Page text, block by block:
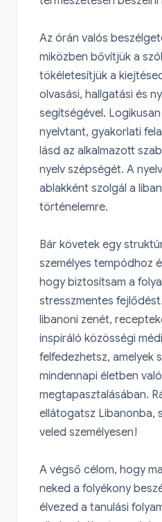
Az órán valós
miközben bővítjük a
tökéletesítjük a
olvasási, hallgatási és
segítségével.
nyelvtant, gyakorlati
lásd az alkalmazott
nyelv szépségét. A
ablakként szolgál a
történelemre.
Bár követek egy
személyes tempódhoz
hogy biztosítsam a
stresszmentes
libanoni zenét,
inspiráló közösségi
felfedezhetsz, amelyek
mindennapi életben való
megtapasztalásában.
ellátogatsz Libanonba,
veled személyesen!
A végső célom, hogy
neked a folyékony
élvezed a tanulási